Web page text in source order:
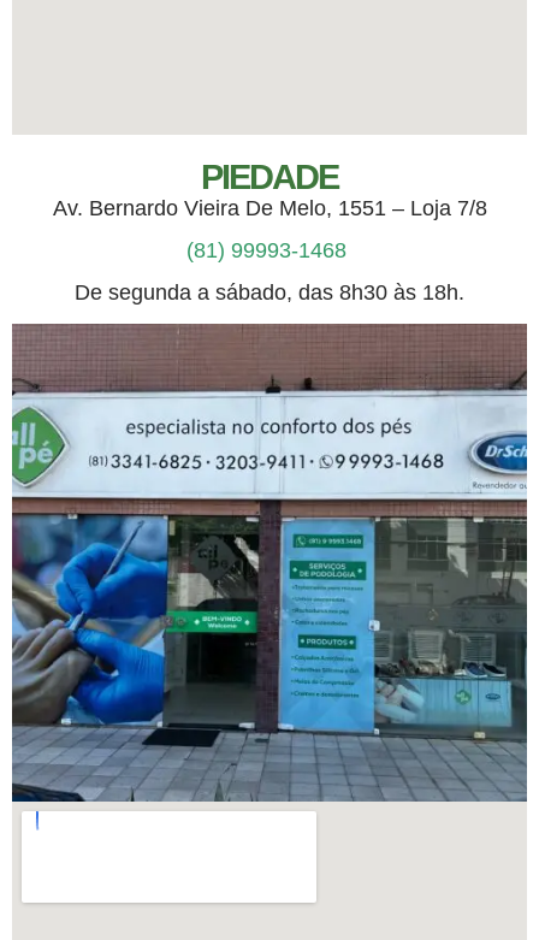
PIEDADE
Av. Bernardo Vieira De Melo, 1551 – Loja 7/8
(81) 99993-1468
De segunda a sábado, das 8h30 às 18h.